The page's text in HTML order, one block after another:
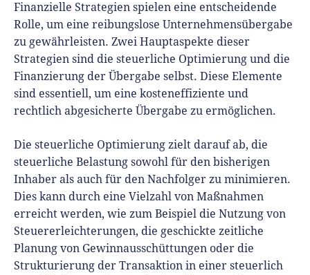
Finanzielle Strategien spielen eine entscheidende
Rolle, um eine reibungslose Unternehmensübergabe
zu gewährleisten. Zwei Hauptaspekte dieser
Strategien sind die steuerliche Optimierung und die
Finanzierung der Übergabe selbst. Diese Elemente
sind essentiell, um eine kosteneffiziente und
rechtlich abgesicherte Übergabe zu ermöglichen.
Die steuerliche Optimierung zielt darauf ab, die
steuerliche Belastung sowohl für den bisherigen
Inhaber als auch für den Nachfolger zu minimieren.
Dies kann durch eine Vielzahl von Maßnahmen
erreicht werden, wie zum Beispiel die Nutzung von
Steuererleichterungen, die geschickte zeitliche
Planung von Gewinnausschüttungen oder die
Strukturierung der Transaktion in einer steuerlich